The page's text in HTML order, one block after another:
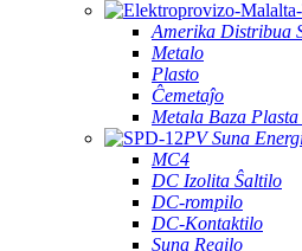
Amerika Distribua
Metalo
Plasto
Ĉemetaĵo
Metala Baza
PV Suna
MC4
DC Izolita Ŝaltilo
DC-rompilo
DC-Kontaktilo
Suna Regilo